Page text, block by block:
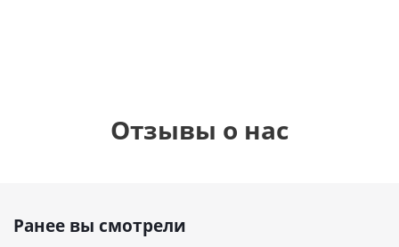
Отзывы о нас
Ранее вы смотрели